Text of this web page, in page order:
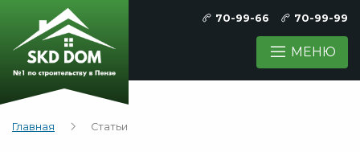
70-99-66 70-99-99
МЕНЮ
Главная Статьи